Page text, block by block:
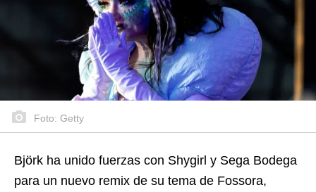
Foto: Getty
Björk ha unido fuerzas con Shygirl y Sega Bodega
para un nuevo remix de su tema de Fossora,